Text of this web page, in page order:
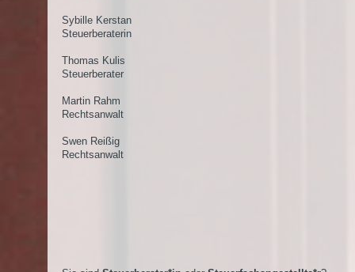
Sybille Kerstan
Steuerberaterin
Thomas Kulis
Steuerberater
Martin Rahm
Rechtsanwalt
Swen Reißig
Rechtsanwalt